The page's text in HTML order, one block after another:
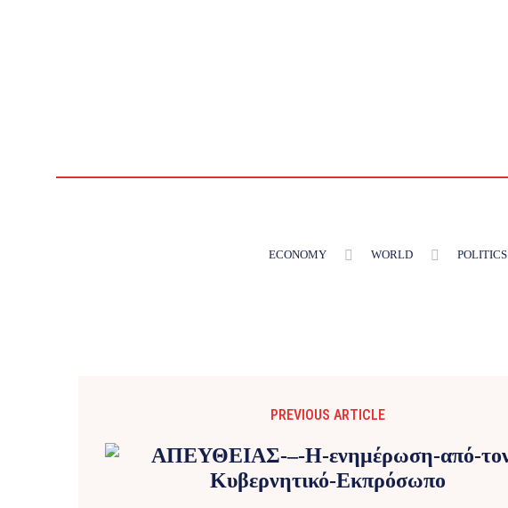
ECONOMY WORLD POLITICS
PREVIOUS ARTICLE